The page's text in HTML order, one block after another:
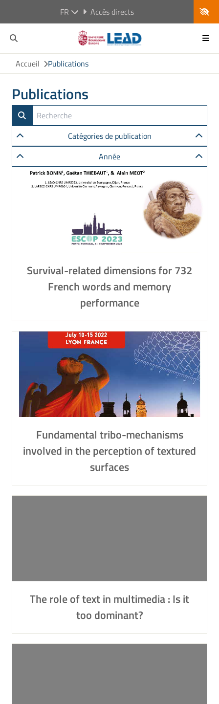
FR Accès directs
Accueil Publications
Publications
Catégories de publication
Année
Survival-related dimensions for 732
French words and memory
performance
Fundamental tribo-mechanisms
involved in the perception of textured
surfaces
The role of text in multimedia : Is it
too dominant?